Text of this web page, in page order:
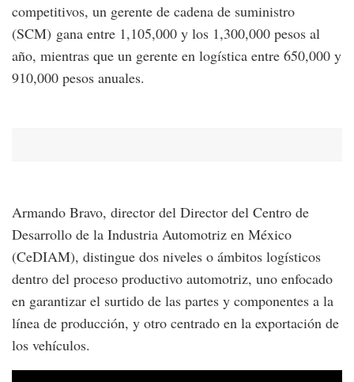
competitivos, un gerente de cadena de suministro
(SCM) gana entre 1,105,000 y los 1,300,000 pesos al
año, mientras que un gerente en logística entre 650,000 y
910,000 pesos anuales.
Armando Bravo, director del Director del Centro de
Desarrollo de la Industria Automotriz en México
(CeDIAM), distingue dos niveles o ámbitos logísticos
dentro del proceso productivo automotriz, uno enfocado
en garantizar el surtido de las partes y componentes a la
línea de producción, y otro centrado en la exportación de
los vehículos.